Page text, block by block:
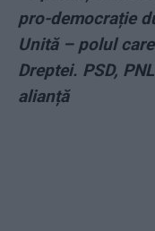
pro-democrație
Unită – polul
Dreptei. PSD,
alianță